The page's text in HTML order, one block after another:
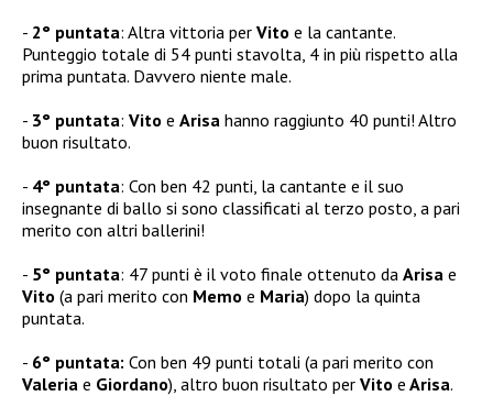
2° puntata: Altra vittoria per Vito e la cantante.
Punteggio totale di 54 punti stavolta, 4 in più rispetto alla
prima puntata. Davvero niente male.
3° puntata: Vito e Arisa hanno raggiunto 40 punti! Altro
buon risultato.
4° puntata: Con ben 42 punti, la cantante e il suo
insegnante di ballo si sono classificati al terzo posto, a pari
merito con altri ballerini!
5° puntata: 47 punti è il voto finale ottenuto da Arisa e
Vito (a pari merito con Memo e Maria) dopo la quinta
puntata.
6° puntata: Con ben 49 punti totali (a pari merito con
Valeria e Giordano), altro buon risultato per Vito e Arisa.